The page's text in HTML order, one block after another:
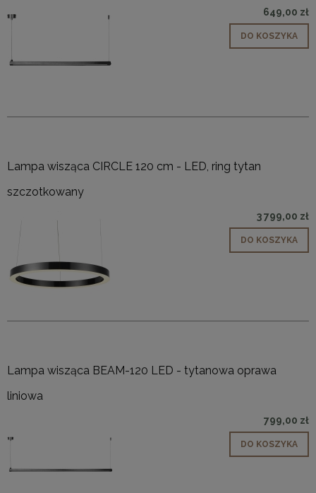
649,00 zł
DO KOSZYKA
Lampa wisząca CIRCLE 120 cm - LED, ring tytan
szczotkowany
3 799,00 zł
DO KOSZYKA
Lampa wisząca BEAM-120 LED - tytanowa oprawa
liniowa
799,00 zł
DO KOSZYKA